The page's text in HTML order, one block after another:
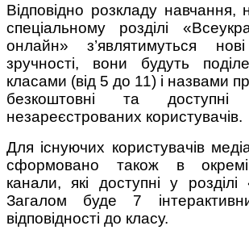
Відповідно розкладу
спеціальному розділі
онлайн» з’являтимуться
зручності, вони будуть
класами (від 5 до 11) і назвами
безкоштовні та
незареєстрованих користувачів.
Для існуючих користувачів
сформовано також в окремі
канали, які доступні у розділі
Загалом буде 7
відповідності до класу.